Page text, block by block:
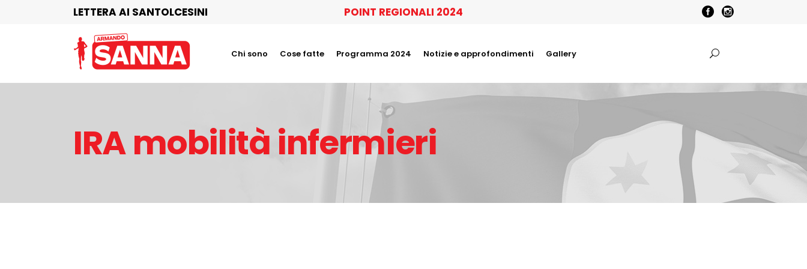
LETTERA AI SANTOLCESINI POINT REGIONALI 2024
Chi sono Cose fatte Programma 2024 Notizie e approfondimenti Gallery
IRA mobilità infermieri